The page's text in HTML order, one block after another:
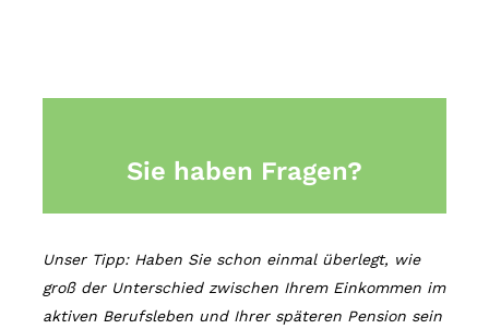
Unser Tipp: Haben Sie schon einmal überlegt, wie
groß der Unterschied zwischen Ihrem Einkommen im
aktiven Berufsleben und Ihrer späteren Pension sein